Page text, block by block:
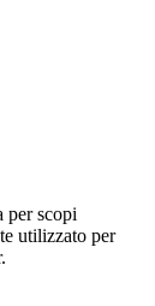
per scopi
utilizzato per